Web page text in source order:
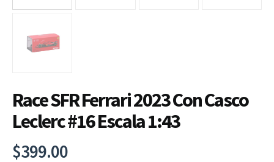
Race SFR Ferrari 2023 Con Casco
Leclerc #16 Escala 1:43
$399.00